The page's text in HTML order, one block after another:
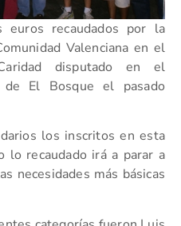
recaudados por la
Valenciana en el
disputado en el
El Bosque el pasado
los inscritos en esta
lo recaudado irá a parar a
necesidades más básicas